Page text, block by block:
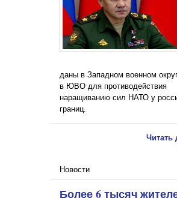
даны в Западном военном
в ЮВО для противодействия
наращиванию сил НАТО у
границ.
Читать
Новости
Более 6 тысяч